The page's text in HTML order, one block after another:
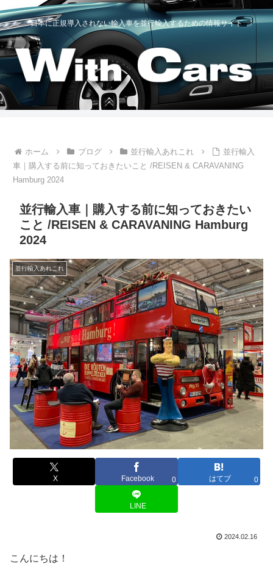
日本に正規導入されない輸入車を並行輸入するための情報サイト
ホーム ブログ 並行輸入あれこれ
並行輸入
車｜購入する前に知っておきたいこと /REISEN & CARAVANING
Hamburg 2024
並行輸入車｜購入する前に知っておきたい
こと /REISEN & CARAVANING Hamburg
2024
並行輸入あれこれ
X Facebook 0 はてブ 0
LINE
2024.02.16
こんにちは！